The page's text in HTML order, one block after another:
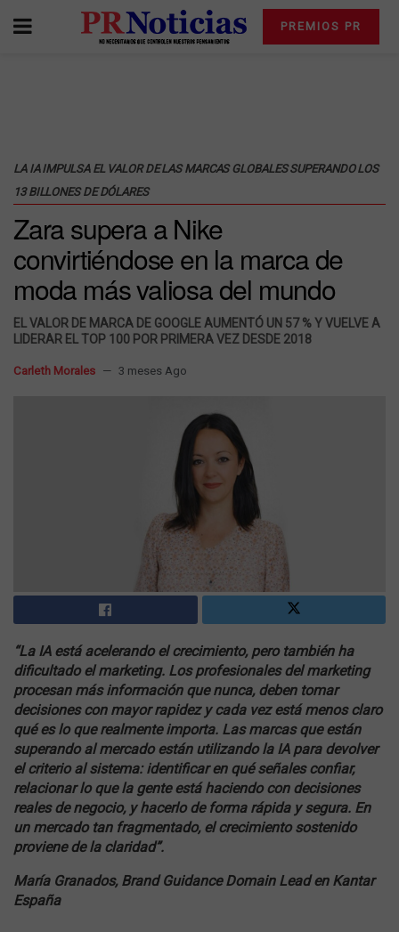
PREMIOS PR
LA IA IMPULSA EL VALOR DE LAS MARCAS GLOBALES SUPERANDO LOS
13 BILLONES DE DÓLARES
Zara supera a Nike
convirtiéndose en la marca de
moda más valiosa del mundo
EL VALOR DE MARCA DE GOOGLE AUMENTÓ UN 57 % Y VUELVE A
LIDERAR EL TOP 100 POR PRIMERA VEZ DESDE 2018
Carleth Morales 3 meses Ago
“La IA está acelerando el crecimiento, pero también ha
dificultado el marketing. Los profesionales del marketing
procesan más información que nunca, deben tomar
decisiones con mayor rapidez y cada vez está menos claro
qué es lo que realmente importa. Las marcas que están
superando al mercado están utilizando la IA para devolver
el criterio al sistema: identificar en qué señales confiar,
relacionar lo que la gente está haciendo con decisiones
reales de negocio, y hacerlo de forma rápida y segura. En
un mercado tan fragmentado, el crecimiento sostenido
proviene de la claridad”.
María Granados, Brand Guidance Domain Lead en Kantar
España